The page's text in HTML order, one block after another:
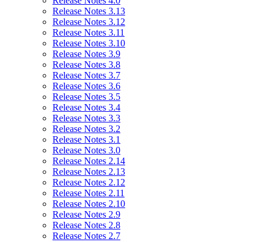
Release Notes 3.13
Release Notes 3.12
Release Notes 3.11
Release Notes 3.10
Release Notes 3.9
Release Notes 3.8
Release Notes 3.7
Release Notes 3.6
Release Notes 3.5
Release Notes 3.4
Release Notes 3.3
Release Notes 3.2
Release Notes 3.1
Release Notes 3.0
Release Notes 2.14
Release Notes 2.13
Release Notes 2.12
Release Notes 2.11
Release Notes 2.10
Release Notes 2.9
Release Notes 2.8
Release Notes 2.7